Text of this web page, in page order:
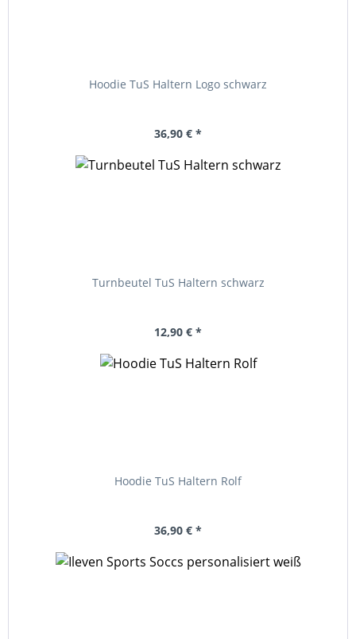
Hoodie TuS Haltern Logo schwarz
36,90 € *
Turnbeutel TuS Haltern schwarz
12,90 € *
Hoodie TuS Haltern Rolf
36,90 € *